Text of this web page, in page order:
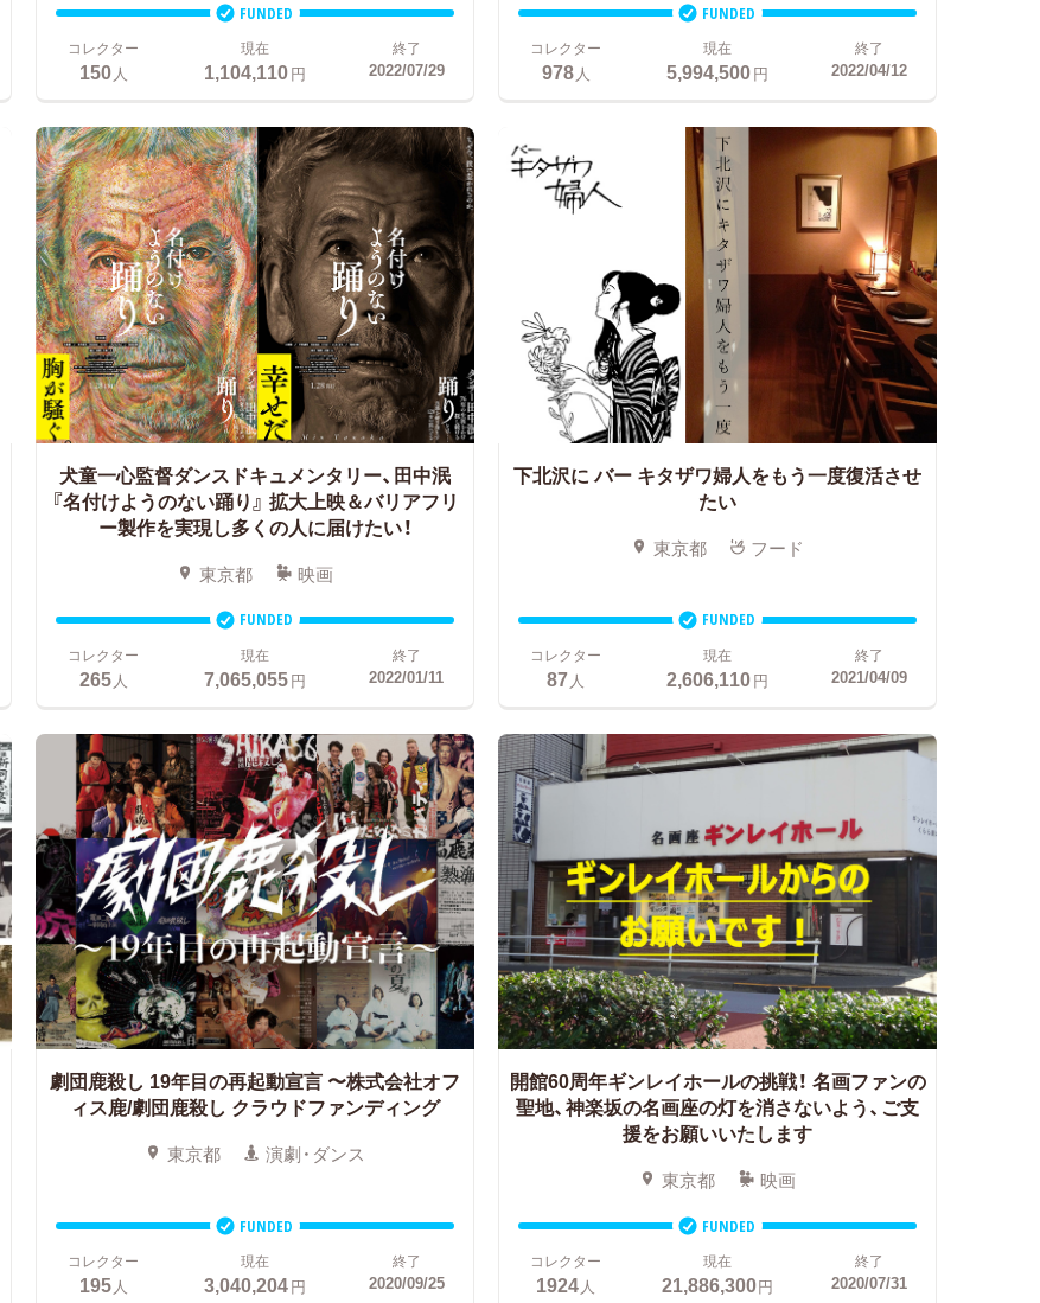
FUNDED
コレクター
150人
現在
1,104,110円
終了
2022/07/29
FUNDED
コレクター
978人
現在
5,994,500円
終了
2022/04/12
犬童一心監督ダンスドキュメンタリー、田中泯
『名付けようのない踊り』 拡大上映＆バリアフリ
ー製作を実現し多くの人に届けたい！
東京都 映画
FUNDED
コレクター
265 人
現在
7,065,055円
終了
2022/01/11
下北沢にバー キタザワ婦人をもう一度復活させ
たい
東京都 フード
FUNDED
コレクター
87 人
現在
2,606,110円
終了
2021/04/09
劇団鹿殺し 19年目の再起動宣言 〜株式会社オフ
ィス鹿/劇団鹿殺し クラウドファンディング
東京都 演劇・ダンス
FUNDED
コレクター
195人
現在
3,040,204円
終了
2020/09/25
開館60周年ギンレイホールの挑戦！ 名画ファンの
聖地、神楽坂の名画座の灯を消さないよう、ご支
援をお願いいたします
東京都 映画
FUNDED
コレクター
1924人
現在
21,886,300円
終了
2020/07/31